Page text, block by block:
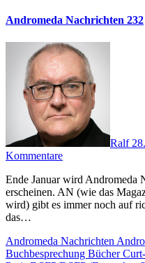
Andromeda Nachrichten 232
Ralf
Kommentare
Ende Januar wird Andromeda Nachrichten mit der Nummer 232
erscheinen. AN (wie das
wird) gibt es immer noch auf
das…
Andromeda Nachrichten
Buchbesprechung Bücher